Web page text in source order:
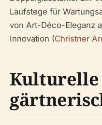
Laufstege für
von Art-Déco-Eleganz
Innovation (Christner
Kulturelle